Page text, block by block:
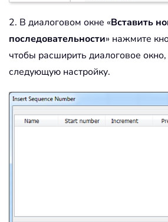
2. В диалоговом окне «Вставить
последовательности» нажмите
чтобы расширить диалоговое
следующую настройку.